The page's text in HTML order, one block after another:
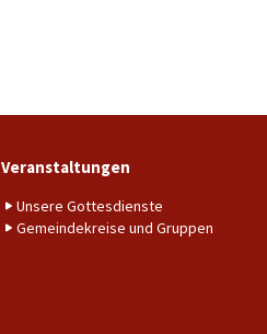
Veranstaltungen
Unsere Gottesdienste
Gemeindekreise und Gruppen